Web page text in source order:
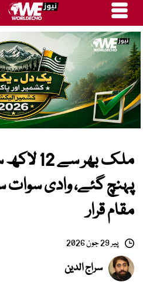
ملک بھر
پہنچ گئے، وادی
مقام قرار
پیر 29 جون 2026
سراج الدین